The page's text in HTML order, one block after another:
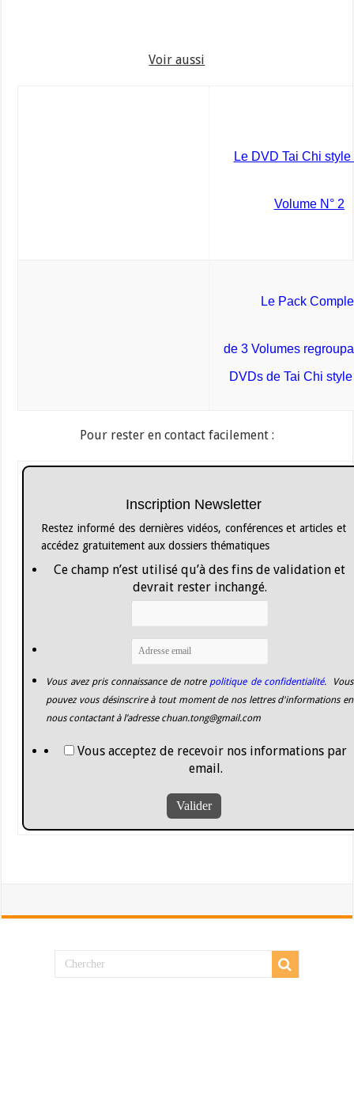
Voir aussi
Le DVD Tai Chi
Volume N° 2
Le Pack
de 3 Volumes
DVDs de Tai Chi
Pour rester en contact facilement :
Inscription Newsletter
Restez informé des dernières vidéos, conférences et articles et
accédez gratuitement aux dossiers thématiques
Ce champ n’est utilisé qu’à des fins de validation et
devrait rester inchangé.
Vous avez pris connaissance de notrepolitique de confidentialité.
Vous
pouvez vous désinscrire à tout moment de nos lettres d'informations en
nous contactant à l’adresse chuan.tong@gmail.com
Vous acceptez de recevoir nos informations par
email.